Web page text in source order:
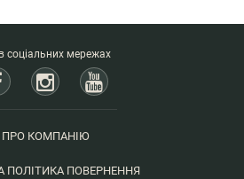
соціальних мережах
ПРО КОМПАНІЮ
ПОЛІТИКА ПОВЕРНЕННЯ